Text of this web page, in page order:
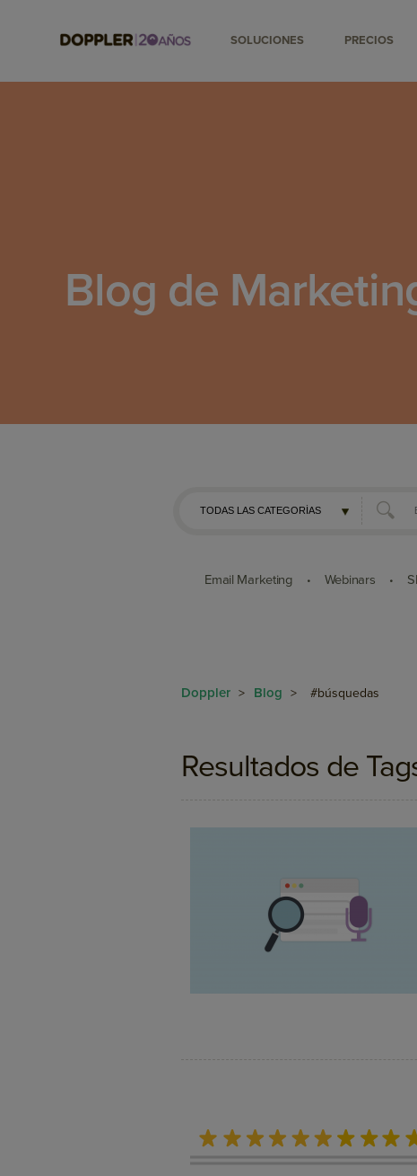
SOLUCIONES PRECIOS
Blog de
Email Marketing • Webinars •
Doppler > Blog > #búsquedas
Resultados de